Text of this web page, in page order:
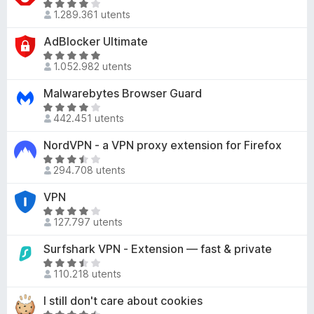
5
4
,
s
u
t
d
e
4
,
6
s
5
V
a
u
t
d
e
4
2
s
5
1.289.361 utents
AdBlocker Ultimate
V
a
l
u
t
d
e
4
8
s
5
1.052.982 utents
Malwarebytes Browser Guard
V
a
l
u
t
d
e
4
2
s
5
442.451 utents
NordVPN - a VPN proxy extension for Firefox
V
a
l
u
t
d
e
3
7
294.708 utents
VPN
V
a
u
t
127.797 utents
Surfshark VPN - Extension — fast & private
V
a
l
u
110.218 utents
I still don't care about cookies